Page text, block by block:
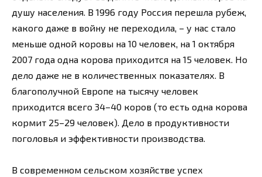
душу населения. В 1996 году Россия перешла рубеж,
какого даже в войну не переходила, – у нас стало
меньше одной коровы на 10 человек, на 1 октября
2007 года одна корова приходится на 15 человек. Но
дело даже не в количественных показателях. В
благополучной Европе на тысячу человек
приходится всего 34–40 коров (то есть одна корова
кормит 25–29 человек). Дело в продуктивности
поголовья и эффективности производства.
В современном сельском хозяйстве успех